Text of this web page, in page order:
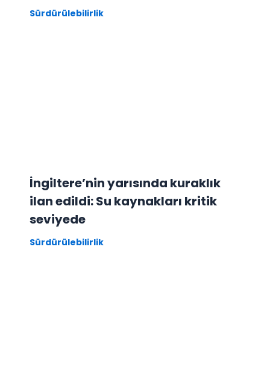
Sürdürülebilirlik
İngiltere’nin yarısında kuraklık
ilan edildi: Su kaynakları kritik
seviyede
Sürdürülebilirlik